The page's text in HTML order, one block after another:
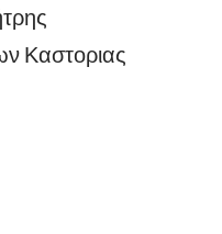
Καστοριας